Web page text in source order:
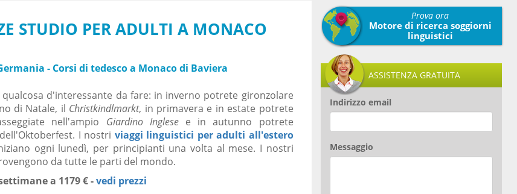
STUDIO PER ADULTI A MONACO
- Corsi di tedesco a Monaco di Baviera
d'interessante da fare: in inverno potrete gironzolare
di Natale, il Christkindlmarkt, in primavera e in estate potrete
nell'ampio Giardino Inglesee in autunno potrete
I nostri viaggi linguistici per adulti all'estero
ogni lunedì, per principianti una volta al mese. I nostri
da tutte le parti del mondo.
a 1179 € -vedi prezzi
Prova ora
Motore di ricerca soggiorni
linguistici
ASSISTENZA GRATUITA
Indirizzo email
Messaggio